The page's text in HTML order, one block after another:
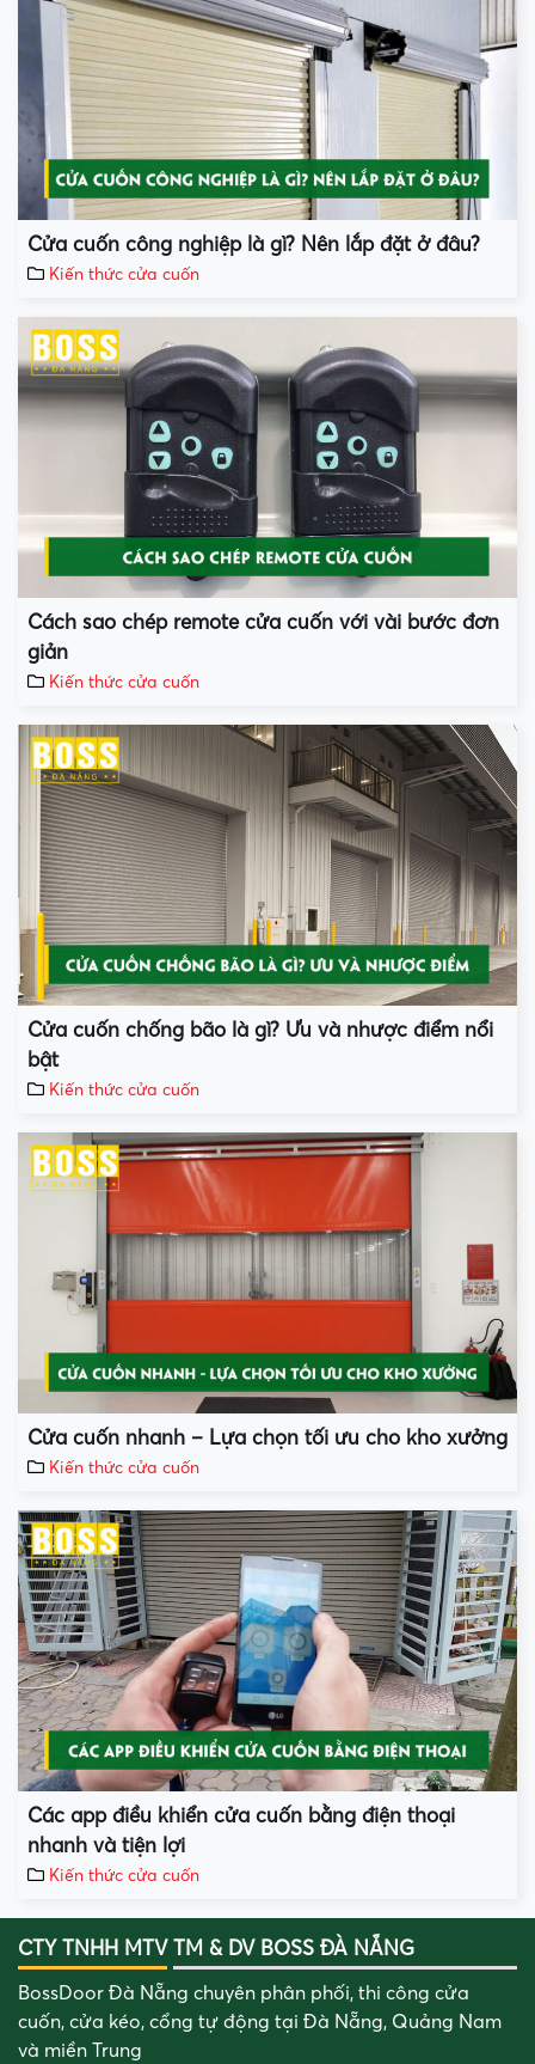
Cửa cuốn công nghiệp là gì? Nên lắp đặt ở đâu?
Kiến thức cửa cuốn
Cách sao chép remote cửa cuốn với vài bước đơn
giản
Kiến thức cửa cuốn
Cửa cuốn chống bão là gì? Ưu và nhược điểm nổi
bật
Kiến thức cửa cuốn
Cửa cuốn nhanh – Lựa chọn tối ưu cho kho xưởng
Kiến thức cửa cuốn
Các app điều khiển cửa cuốn bằng điện thoại
nhanh và tiện lợi
Kiến thức cửa cuốn
CTY TNHH MTV TM & DV BOSS ĐÀ NẴNG
BossDoor Đà Nẵng chuyên phân phối, thi công cửa
cuốn, cửa kéo, cổng tự động tại Đà Nẵng, Quảng Nam
và miền Trung